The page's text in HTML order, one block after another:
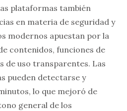
plataformas también
en materia de seguridad y
modernos apuestan por la
contenidos, funciones de
de uso transparentes. Las
pueden detectarse y
lo que mejoró de
general de los